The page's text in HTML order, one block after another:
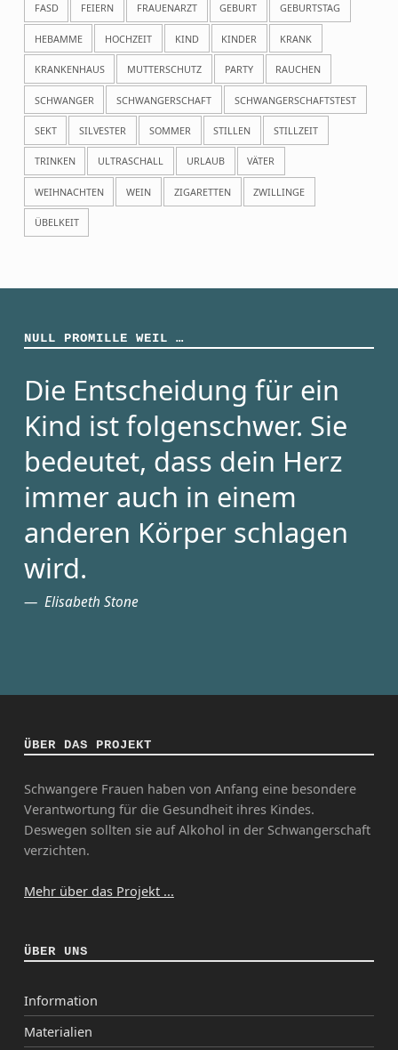
FASD FEIERN FRAUENARZT GEBURT GEBURTSTAG
HEBAMME HOCHZEIT KIND KINDER KRANK
KRANKENHAUS MUTTERSCHUTZ PARTY RAUCHEN
SCHWANGER SCHWANGERSCHAFT SCHWANGERSCHAFTSTEST
SEKT SILVESTER SOMMER STILLEN STILLZEIT
TRINKEN ULTRASCHALL URLAUB VÄTER
WEIHNACHTEN WEIN ZIGARETTEN ZWILLINGE
ÜBELKEIT
NULL PROMILLE WEIL …
Die Entscheidung für ein
Kind ist folgenschwer. Sie
bedeutet, dass dein Herz
immer auch in einem
anderen Körper schlagen
wird.
Elisabeth Stone
ÜBER DAS PROJEKT
Schwangere Frauen haben von Anfang eine besondere
Verantwortung für die Gesundheit ihres Kindes.
Deswegen sollten sie auf Alkohol in der Schwangerschaft
verzichten.
Mehr über das Projekt ...
ÜBER UNS
Information
Materialien